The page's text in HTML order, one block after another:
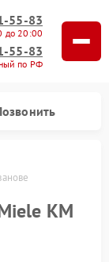
55-83
до 20:00
55-83
по РФ
KM